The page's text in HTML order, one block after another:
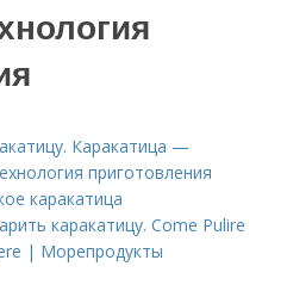
Каракатица —
приготовления
каракатица
каракатицу. Come Pulire
| Морепродукты